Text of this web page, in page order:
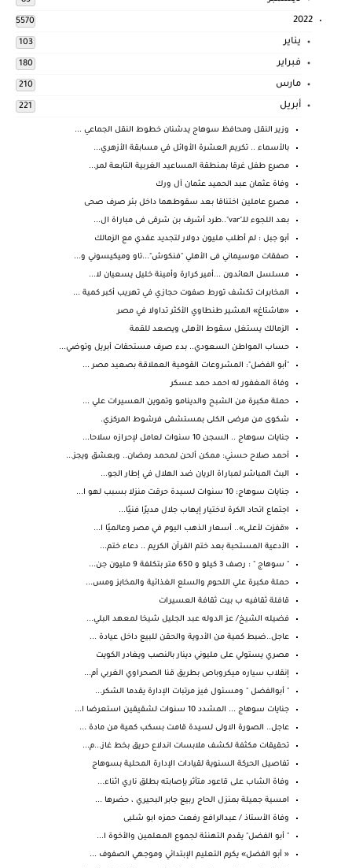
2022
5570
يناير 103
فبراير 180
مارس 210
أبريل 221
وزير النقل ومحافظ سوهاج يدشنان خطوط النقل الجماعي ...
بالأسماء .. تكريم العشرة الأوائل في مسابقة الأزهري...
مصرع طفل غرقا بمنطقة المساعيد الغربية التابعة لمر...
وفاة عثمان عبد الحميد عثمان آل ورك
مصرع عاملين اختناقا بعد سقوطهما داخل بئر صرف صحى
بعد اللجوء للـ"var"..طرد أشرف بن شرقى فى مباراة ال...
أبو جبل : لم أطلب مليون دولار لتجديد عقدي مع الزمالك
صفقات موسيماني فى الأهلي "فنكوش"...تاو وميكيسوني و...
مسلسل العائدون ...أمير كرارة وأمينة خليل يسعيان لا...
المخابرات تكشف تورط صفوت حجازي في تهريب أكبر كمية ...
«هاشتاغ» المشير طنطاوي الأكثر تداولا في مصر
الزمالك يستغل سقوط الأهلى ويصعد للقمة
حساب المواطن السعودي.. بدء صرف مستحقات أبريل وتوضي...
"أبو الفضل": المشروعات القومية العملاقة بصعيد مصر ...
وفاة المغفور له احمد حمد عسكر
حملة مكبرة من الشبح والدينامو وتموين العسيرات علي ...
شكوى من مرضى الكلى بمستشفى فرشوط المركزي.
جنايات سوهاج .. السجن 10 سنوات لعامل لإحرازه سلاحا...
أحمد صلاح حسني: ممكن ألحن لمحمد رمضان.. وبعشق ويجز...
البث المباشر لمباراة الريان ضد الهلال في إطار الجو...
جنايات سوهاج: 10 سنوات لسيدة حرقت منزلا بسبب لهو ا...
اجتماع اتحاد الكرة لاختيار إيهاب جلال مديرًا فنيًا...
«قفزت لأعلى».. أسعار الذهب اليوم في مصر وعالميًا ا...
الأدعية المستحبة بعد ختم القرآن الكريم .. دعاء ختم...
" سوهاج " : رصف 3 كيلو و 650 متر بتكلفة 9 مليون جن...
حملة مكبرة علي اللحوم والسلع الغذائية والمخابز ومس...
قافلة ثقافيه ب بيت ثقافة العسيرات
فضيله الشيخ/ عز الدوله عبد الجليل شيخا لمعهد البلي...
عاجل..ضبط كمية من الأدوية والحقن للبيع داخل عيادة ...
مصري يستولي على مليوني دينار بالنصب ويغادر الكويت
إنقلاب سياره ميكروباص بطريق قنا الصحراوي الغربي أم...
" أبوالفضل " ومسئول فيز مرتبات الإدارة يقدما الشكر...
جنايات سوهاج ... المشدد 10 سنوات لشقيقين استعرضا ا...
عاجل.. الصورة الاولى لسيدة قامت بسكب كمية من مادة ...
تحقيقات مكثفة لكشف ملابسات اندلاع حريق بخط غاز...م...
تفاصيل الحركة السنوية لقيادات الإدارة المحلية بسوهاج
وفاة الشاب على قاعود متأثر بإصابته بطلق ناري اثناء...
امسية جميلة بمنزل الحاج ربيع جابر البحيري ، حضرها ...
وفاة الأستاذ / عبدالرافع رفعت حمزه ابو شلبى
" أبو الفضل" يقدم التهنئة لجموع المعلمين والأخوة ا...
« أبو الفضل» يكرم التعليم الإبتدائي وموجهي الصفوف ...